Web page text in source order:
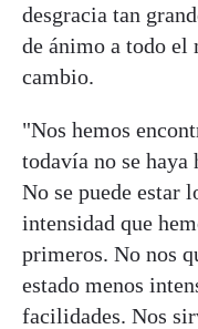
desgracia tan
de ánimo a todo el
cambio.
"Nos hemos
todavía no se haya
No se puede estar
intensidad que
primeros. No nos
estado menos
facilidades. Nos